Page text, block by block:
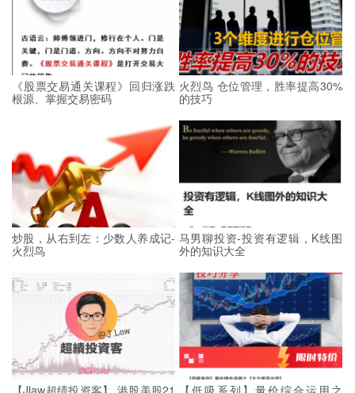
《股票交易通关课程》回归涨跌
根源、掌握交易密码
火烈鸟 仓位管理，胜率提高30%
的技巧
炒股，从右到左：少数人养成记-
火烈鸟
马男聊投资-投资有逻辑，K线图
外的知识大全